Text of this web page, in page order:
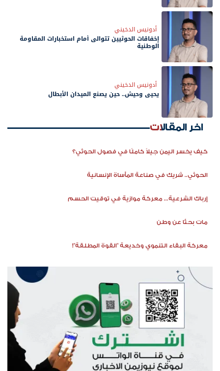
أدونيس الدخيني
إخفاقات الحوثيين تتوالى أمام استخبارات المقاومة
الوطنية
أدونيس الدخيني
يحيى وحيش.. حين يصنع الميدان الأبطال
اخر المقالات
كيف يخسر اليمن جيلاً كاملًا في فصول الحوثي؟
الحوثي.. شريك في صناعة المأساة الإنسانية
إرباك الشرعية... معركة موازية في توقيت الحسم
مات بحثًا عن وطن
معركة البقاء التنموي وخديعة "القوة المطلقة"!